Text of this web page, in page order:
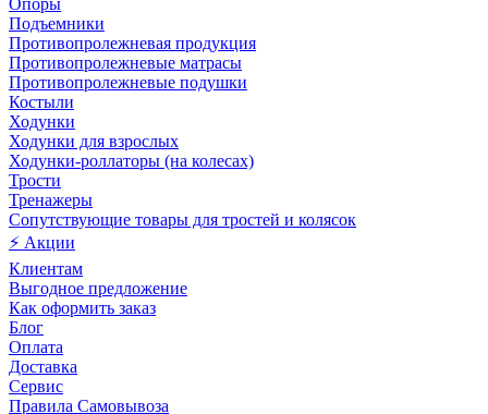
Опоры
Подъемники
Противопролежневая продукция
Противопролежневые матрасы
Противопролежневые подушки
Костыли
Ходунки
Ходунки для взрослых
Ходунки-роллаторы (на колесах)
Трости
Тренажеры
Сопутствующие товары для тростей и колясок
⚡ Акции
Клиентам
Выгодное предложение
Как оформить заказ
Блог
Оплата
Доставка
Сервис
Правила Самовывоза